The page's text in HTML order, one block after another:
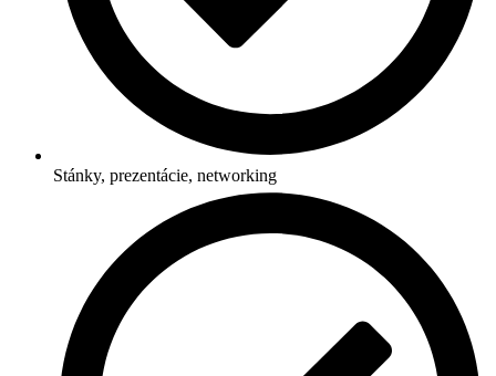
Stánky, prezentácie, networking